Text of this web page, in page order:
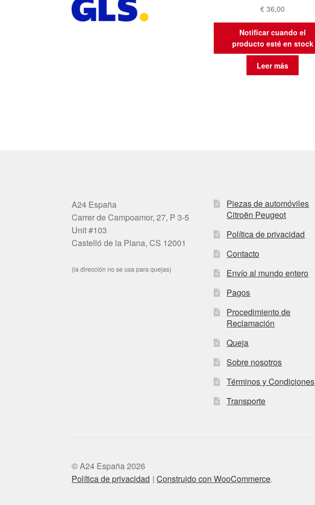
€ 36,00
Notificar cuando el
producto esté en stock
Leer más
A24 España
Carrer de Campoamor, 27, P 3-5
Unit #103
Castelló de la Plana, CS 12001
(la dirección no se usa para quejas)
Piezas de automóviles
Citroën Peugeot
Política de privacidad
Contacto
Envío al mundo entero
Pagos
Procedimiento de
Reclamación
Queja
Sobre nosotros
Términos y Condiciones
Transporte
© A24 España 2026
Política de privacidad
Construido con WooCommerce.